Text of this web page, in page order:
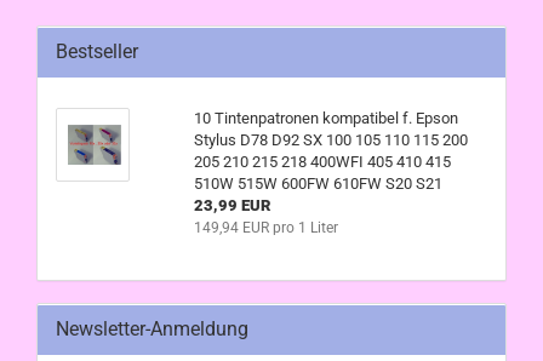
Bestseller
10 Tintenpatronen kompatibel f. Epson
Stylus D78 D92 SX 100 105 110 115 200
205 210 215 218 400WFI 405 410 415
510W 515W 600FW 610FW S20 S21
23,99 EUR
149,94 EUR pro 1 Liter
Newsletter-Anmeldung